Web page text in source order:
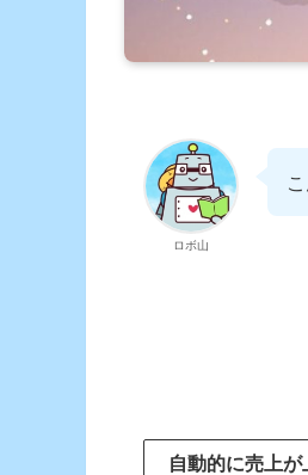
ロボ山
自動的に売上